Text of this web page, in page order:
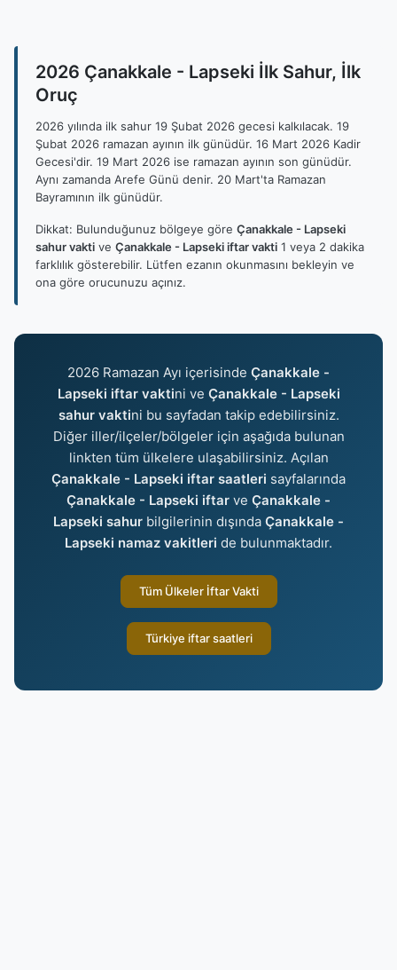
2026 Çanakkale - Lapseki İlk Sahur, İlk
Oruç
2026 yılında ilk sahur 19 Şubat 2026 gecesi kalkılacak. 19
Şubat 2026 ramazan ayının ilk günüdür. 16 Mart 2026 Kadir
Gecesi'dir. 19 Mart 2026 ise ramazan ayının son günüdür.
Aynı zamanda Arefe Günü denir. 20 Mart'ta Ramazan
Bayramının ilk günüdür.
Dikkat: Bulunduğunuz bölgeye göre Çanakkale - Lapseki
sahur vakti ve Çanakkale - Lapseki iftar vakti 1 veya 2 dakika
farklılık gösterebilir. Lütfen ezanın okunmasını bekleyin ve
ona göre orucunuzu açınız.
2026 Ramazan Ayı içerisinde Çanakkale -
Lapseki iftar vaktini ve Çanakkale - Lapseki
sahur vaktini bu sayfadan takip edebilirsiniz.
Diğer iller/ilçeler/bölgeler için aşağıda bulunan
linkten tüm ülkelere ulaşabilirsiniz. Açılan
Çanakkale - Lapseki iftar saatleri sayfalarında
Çanakkale - Lapseki iftar ve Çanakkale -
Lapseki sahur bilgilerinin dışında Çanakkale -
Lapseki namaz vakitleri de bulunmaktadır.
Tüm Ülkeler İftar Vakti
Türkiye iftar saatleri